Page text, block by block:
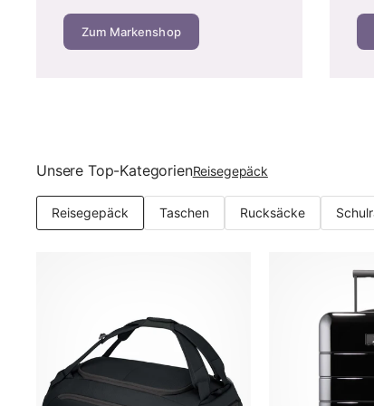
Wie viel kostet ein guter Koffer? Die
Mittelklasse (80–150 €):
Polycarbonat oder
Travelite, Titan und American Tourister.
Premium-Segment (150–400 €):Reines
Bric's und Porsche Design.
Jahren auf 12,50 € pro Jahr. Der Unterschied von
Anschaffungspreis achten muss, findet reduzierte
namenlose Ware.
Richtig packen: Packtipps aus der
Zum Markenshop
Unsere Top-KategorienReisegepäck
Reisegepäck Taschen Rucksäcke